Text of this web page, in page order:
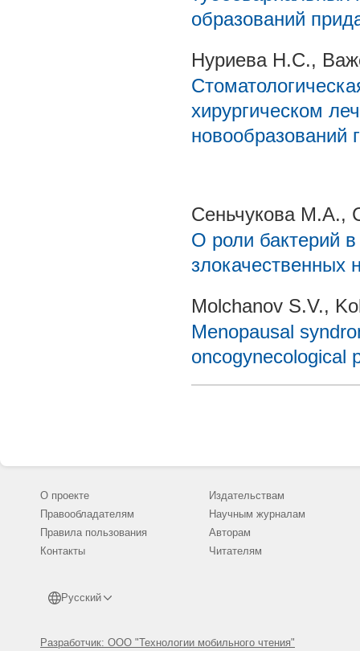
образований
Нуриева Н.С.,
хирургическом
новообразований
Сеньчукова М.А.,
О роли бактерий в
злокачественных
Molchanov S.V.,
Menopausal
oncogynecological
О проекте
Правообладателям
Правила пользования
Контакты
Русский
Разработчик: ООО "Технологии мобильного чтения"
Издательствам
Научным журналам
Авторам
Читателям